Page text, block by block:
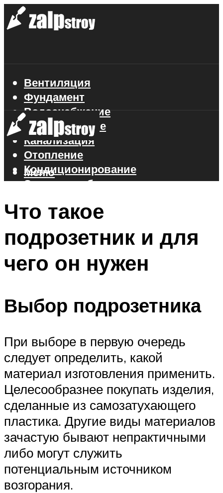
Вентиляция
Фундамент
Водоснабжение
Газоснабжение
Канализация
Отопление
Кондиционирование
Электроснабжение
Меню
Меню
Что такое
подрозетник и для
чего он нужен
Выбор подрозетника
При выборе в первую очередь
следует определить, какой
материал изготовления применить.
Целесообразнее покупать изделия,
сделанные из самозатухающего
пластика. Другие виды материалов
зачастую бывают непрактичными
либо могут служить
потенциальным источником
возгорания.